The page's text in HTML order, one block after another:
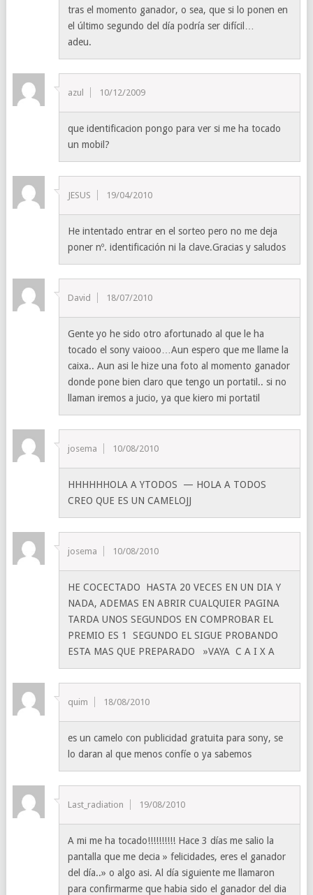
tras el momento ganador, o sea, que si lo ponen en
el último segundo del día podría ser difícil…
adeu.
azul 10/12/2009
que identificacion pongo para ver si me ha tocado
un mobil?
JESUS 19/04/2010
He intentado entrar en el sorteo pero no me deja
poner nº. identificación ni la clave.Gracias y saludos
David 18/07/2010
Gente yo he sido otro afortunado al que le ha
tocado el sony vaiooo…Aun espero que me llame la
caixa.. Aun asi le hize una foto al momento ganador
donde pone bien claro que tengo un portatil.. si no
llaman iremos a jucio, ya que kiero mi portatil
josema 10/08/2010
HHHHHHOLA A YTODOS — HOLA A TODOS
CREO QUE ES UN CAMELOJJ
josema 10/08/2010
HE COCECTADO HASTA 20 VECES EN UN DIA Y
NADA, ADEMAS EN ABRIR CUALQUIER PAGINA
TARDA UNOS SEGUNDOS EN COMPROBAR EL
PREMIO ES 1 SEGUNDO EL SIGUE PROBANDO
ESTA MAS QUE PREPARADO »VAYA C A I X A
quim 18/08/2010
es un camelo con publicidad gratuita para sony, se
lo daran al que menos confíe o ya sabemos
Last_radiation 19/08/2010
A mi me ha tocado!!!!!!!!!! Hace 3 días me salio la
pantalla que me decia » felicidades, eres el ganador
del día..» o algo asi. Al día siguiente me llamaron
para confirmarme que habia sido el ganador del dia